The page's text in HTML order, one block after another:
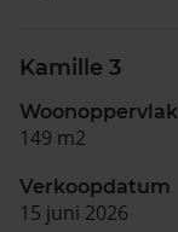
Kamille 3
Woonoppervlak
149 m2
Verkoopdatum
15 juni 2026